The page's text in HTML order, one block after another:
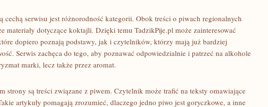
cechą serwisu jest różnorodność kategorii. Obok treści o piwach regionalnych
materiały dotyczące koktajli. Dzięki temu TadzikPije.pl może zainteresować
dopiero poznają podstawy, jak i czytelników, którzy mają już bardziej
Serwis zachęca do tego, aby poznawać odpowiedzialnie i patrzeć na alkohole
marki, lecz także przez aromat.
strony są treści związane z piwem. Czytelnik może trafić na teksty omawiające
artykuły pomagają zrozumieć, dlaczego jedno piwo jest goryczkowe, a inne